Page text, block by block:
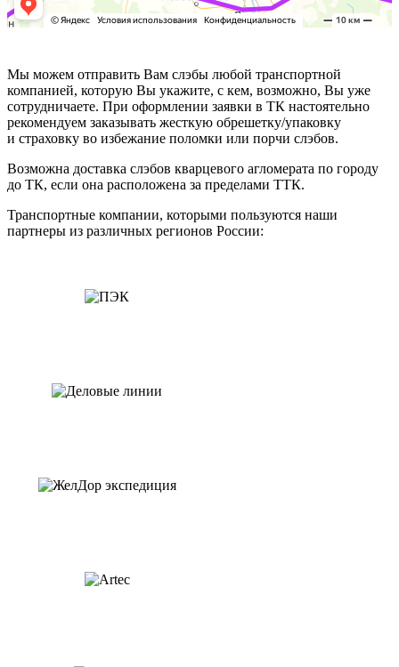
Мы можем отправить Вам слэбы любой транспортной
компанией, которую Вы укажите, с кем, возможно, Вы уже
сотрудничаете. При оформлении заявки в ТК настоятельно
рекомендуем заказывать жесткую обрешетку/упаковку
и страховку во избежание поломки или порчи слэбов.
Возможна доставка слэбов кварцевого агломерата по городу
до ТК, если она расположена за пределами ТТК.
Транспортные компании, которыми пользуются наши
партнеры из различных регионов России: